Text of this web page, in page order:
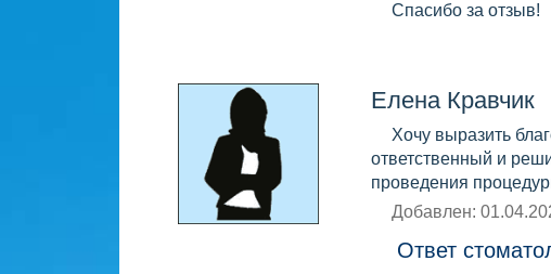
Спасибо за отзыв!
Елена Кравчик
Хочу выразить
ответственный и
проведения
Добавлен:
Ответ